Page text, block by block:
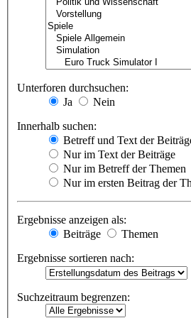
Unterforen durchsuchen:
Ja
Nein
Innerhalb suchen:
Betreff und Text der
Nur im Text der Beiträge
Nur im Betreff der Themen
Nur im ersten Beitrag der
Ergebnisse anzeigen als:
Beiträge
Themen
Ergebnisse sortieren nach:
Suchzeitraum begrenzen: